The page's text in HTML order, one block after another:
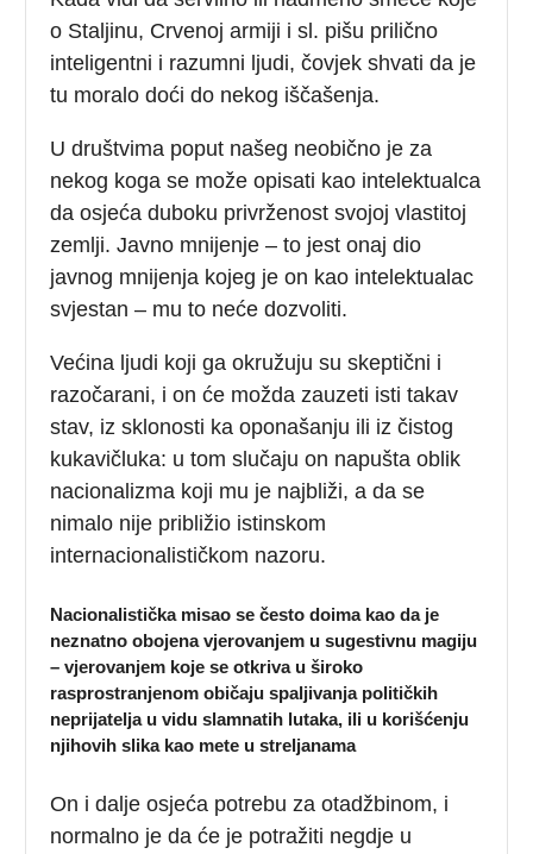
o Staljinu, Crvenoj armiji i sl. pišu prilično
inteligentni i razumni ljudi, čovjek shvati da je
tu moralo doći do nekog iščašenja.
U društvima poput našeg neobično je za
nekog koga se može opisati kao intelektualca
da osjeća duboku privrženost svojoj vlastitoj
zemlji. Javno mnijenje – to jest onaj dio
javnog mnijenja kojeg je on kao intelektualac
svjestan – mu to neće dozvoliti.
Većina ljudi koji ga okružuju su skeptični i
razočarani, i on će možda zauzeti isti takav
stav, iz sklonosti ka oponašanju ili iz čistog
kukavičluka: u tom slučaju on napušta oblik
nacionalizma koji mu je najbliži, a da se
nimalo nije približio istinskom
internacionalističkom nazoru.
Nacionalistička misao se često doima kao da je
neznatno obojena vjerovanjem u sugestivnu magiju
– vjerovanjem koje se otkriva u široko
rasprostranjenom običaju spaljivanja političkih
neprijatelja u vidu slamnatih lutaka, ili u korišćenju
njihovih slika kao mete u streljanama
On i dalje osjeća potrebu za otadžbinom, i
normalno je da će je potražiti negdje u